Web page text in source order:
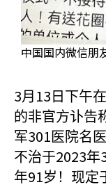
中国国内微信朋
3月 13 日下午
的非官方讣告
军301 医院名
不治于2023年
年91岁！现定